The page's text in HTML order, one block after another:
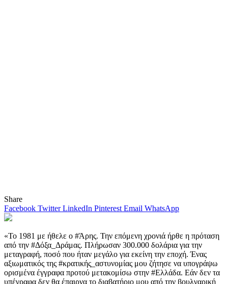
Share
Facebook Twitter LinkedIn Pinterest Email WhatsApp
«Το 1981 με ήθελε ο #Άρης. Την επόμενη χρονιά ήρθε η πρόταση
από την #Δόξα_Δράμας. Πλήρωσαν 300.000 δολάρια για την
μεταγραφή, ποσό που ήταν μεγάλο για εκείνη την εποχή. Ένας
αξιωματικός της #κρατικής_αστυνομίας μου ζήτησε να υπογράψω
ορισμένα έγγραφα προτού μετακομίσω στην #Ελλάδα. Εάν δεν τα
υπέγραφα δεν θα έπαιρνα το διαβατήριο μου από την βουλγαρική